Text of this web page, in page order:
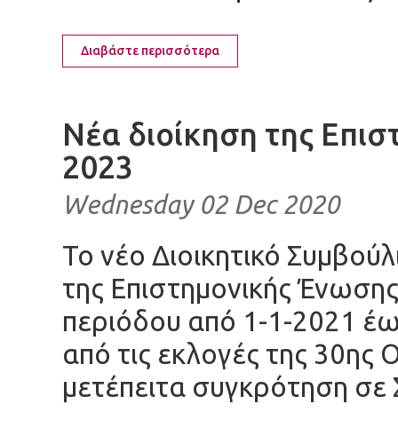
Διαβάστε περισσότερα
Νέα διοίκηση της
2023
Wednesday 02 Dec 2020
Το νέο Διοικητικό
της Επιστημονικής
περιόδου από 1-1-2021
από τις εκλογές της 30ης
μετέπειτα συγκρότηση